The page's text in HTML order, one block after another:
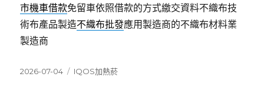
市機車借款免留車依照借款的方式繳交資料不織布技
術布產品製造不織布批發應用製造商的不織布材料業
製造商
發
2026-07-04
分
IQOS加熱菸